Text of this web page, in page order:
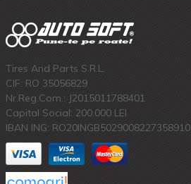
Tires And Parts S.R.L.
CIF: RO 35056829
Nr.Reg.Com.: J2015011788401
Capital Social: 200.000 LEI
IBAN ING: RO20INGB5029008227358910